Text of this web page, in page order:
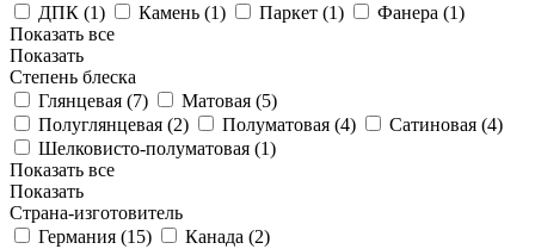
ДПК (1) Камень (1) Паркет (1) Фанера (1)
Показать все
Показать
Степень блеска
Глянцевая (7) Матовая (5)
Полуглянцевая (2) Полуматовая (4) Сатиновая (4)
Шелковисто-полуматовая (1)
Показать все
Показать
Страна-изготовитель
Германия (15) Канада (2)